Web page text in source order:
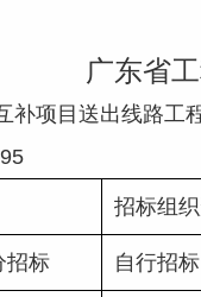
广东省
补项目送出线路工
招标组
招标 自行招标